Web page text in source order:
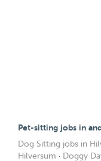
Pet-sitting jobs in
Dog Sitting jobs in
Hilversum · Doggy